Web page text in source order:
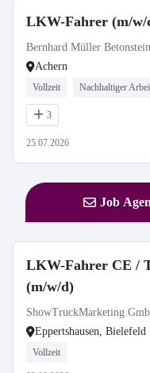
LKW-Fahrer (m/w/
Bernhard Müller
Achern
Vollzeit Nachhaltiger
3
25.07.2026
Job
LKW-Fahrer CE /
(m/w/d)
ShowTruckMarketing
Eppertshausen, Bielefeld
Vollzeit